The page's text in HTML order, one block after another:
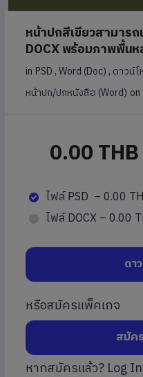
หน้าปกสีเขียวสามารถ
DOCX พร้อมภาพพื้นห
in PSD,Word (Doc), ดาวน์
หน้าปก/ปกหนังสือ (Word)
0.00 THB
ไฟล์ PSD –0.00
ไฟล์ DOCX –0.00
ดา
หรือสมัครแพ็คเกจ
สมัค
หากสมัครแล้ว? Log In